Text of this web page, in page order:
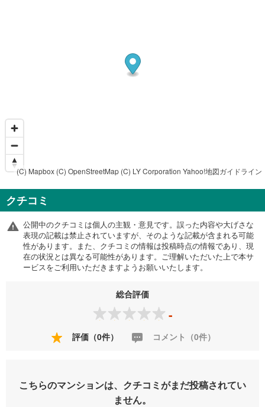
(C) Mapbox (C) OpenStreetMap (C) LY Corporation Yahoo!地図ガイドライン
クチコミ
公開中のクチコミは個人の主観・意見です。誤った内容や大げさな
表現の記載は禁止されていますが、そのような記載が含まれる可能
性があります。また、クチコミの情報は投稿時点の情報であり、現
在の状況とは異なる可能性があります。ご理解いただいた上で本サ
ービスをご利用いただきますようお願いいたします。
総合評価
-
評価（0件） コメント（0件）
こちらのマンションは、クチコミがまだ投稿されてい
ません。